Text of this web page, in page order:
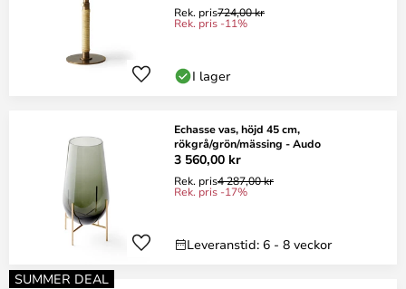
Rek. pris724,00 kr
Rek. pris -11%
I lager
Echasse vas, höjd 45 cm,
rökgrå/grön/mässing - Audo
3 560,00 kr
Rek. pris4 287,00 kr
Rek. pris -17%
Leveranstid: 6 - 8 veckor
SUMMER DEAL